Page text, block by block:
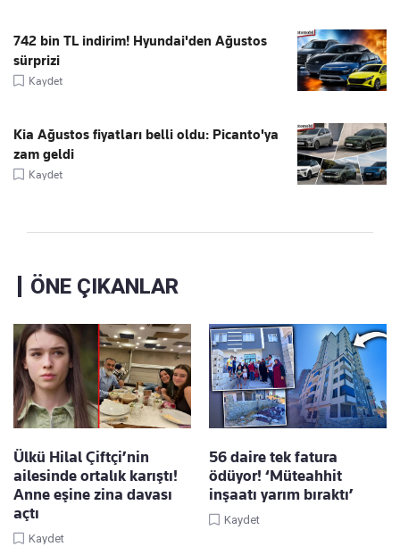
742 bin TL indirim! Hyundai'den Ağustos
sürprizi
Kaydet
Kia Ağustos fiyatları belli oldu: Picanto'ya
zam geldi
Kaydet
ÖNE ÇIKANLAR
Ülkü Hilal Çiftçi’nin
ailesinde ortalık karıştı!
Anne eşine zina davası
açtı
Kaydet
56 daire tek fatura
ödüyor! ‘Müteahhit
inşaatı yarım bıraktı’
Kaydet